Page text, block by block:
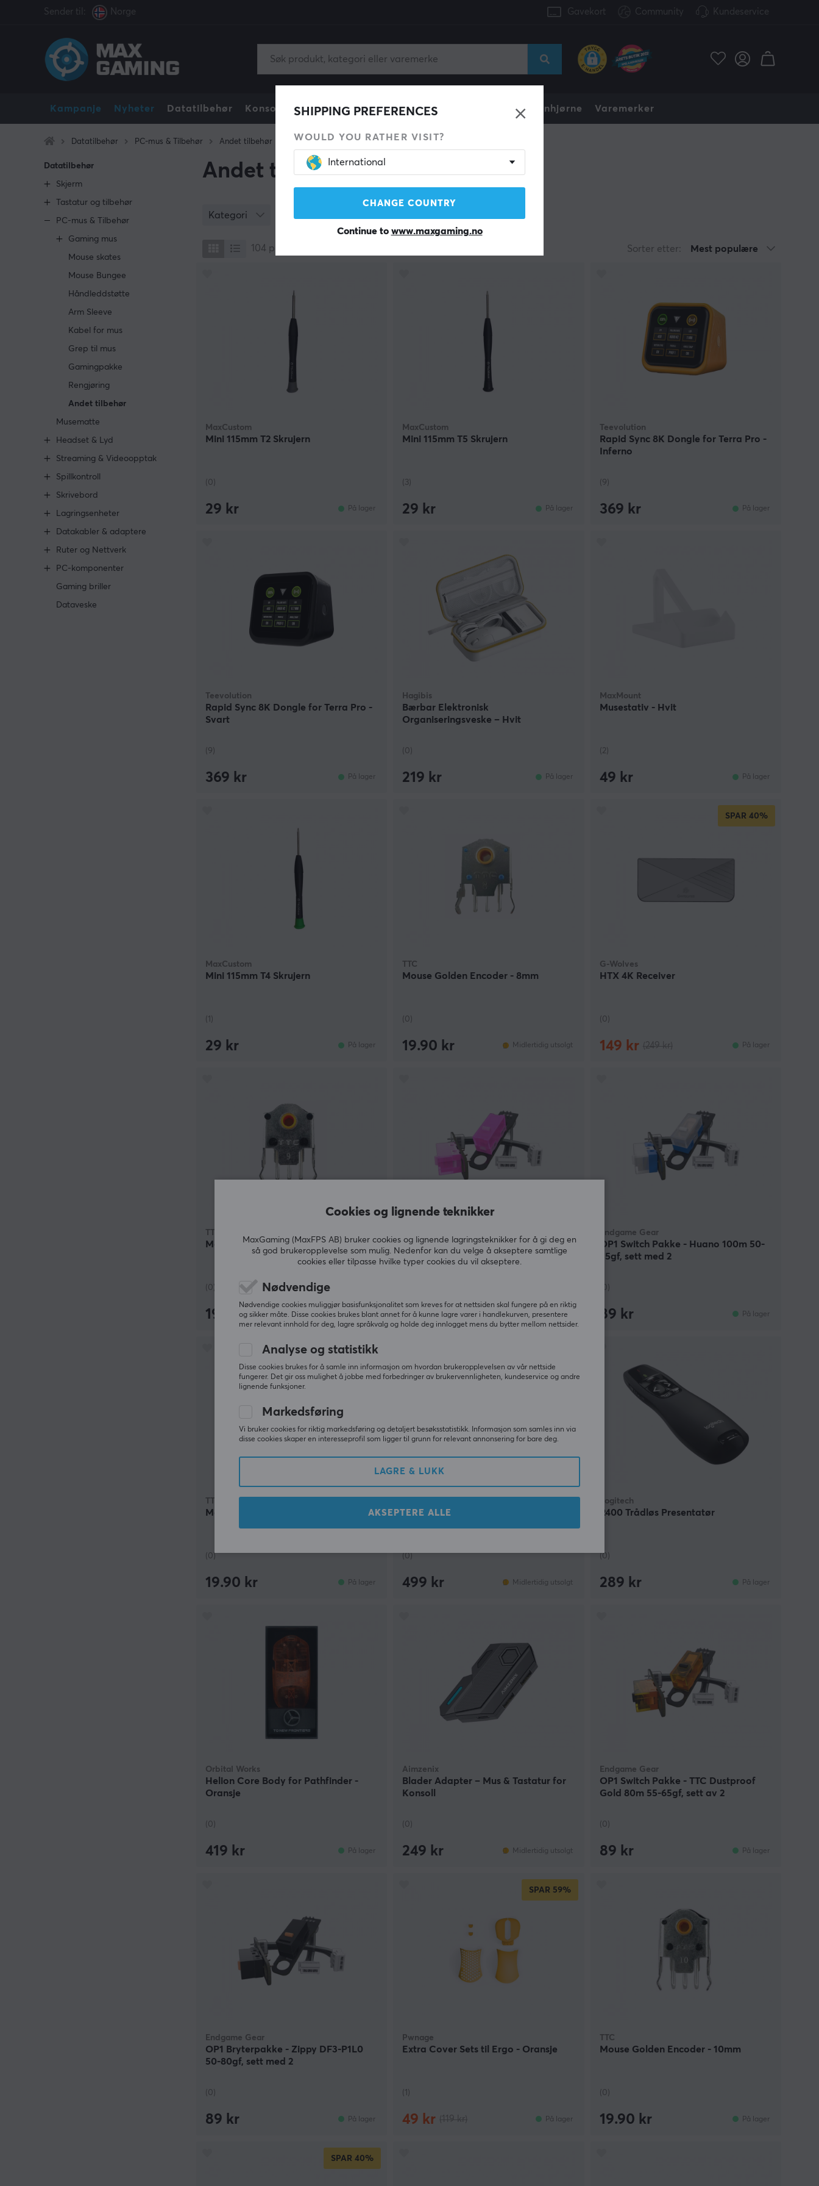
Sender til: Norge Gavekort Community Kundeservice
Kampanje Nyheter Datatilbehør Konsoll Gamingstol Mobiltilbehør Funnhjørne Varemerker
SHIPPING PREFERENCES
WOULD YOU RATHER VISIT?
International
CHANGE COUNTRY
Continue to www.maxgaming.no
Datatilbehør PC-mus & Tilbehør Andet tilbehør
Datatilbehør
Skjerm
Tastatur og tilbehør
PC-mus & Tilbehør
Gaming mus
Mouse skates
Mouse Bungee
Håndleddstøtte
Arm Sleeve
Kabel for mus
Grep til mus
Gamingpakke
Rengjøring
Andet tilbehør
Musematte
Headset & Lyd
Streaming & Videoopptak
Spillkontroll
Skrivebord
Lagringsenheter
Datakabler & adaptere
Ruter og Nettverk
PC-komponenter
Gaming briller
Dataveske
Andet tilbehør
Kategori
104 produkter Sorter etter: Mest populære
MaxCustom
Mini 115mm T2 Skrujern
(0)
29 kr På lager
MaxCustom
Mini 115mm T5 Skrujern
(3)
29 kr På lager
Teevolution
Rapid Sync 8K Dongle for Terra Pro -
Inferno
(9)
369 kr På lager
Teevolution
Rapid Sync 8K Dongle for Terra Pro -
Svart
(9)
369 kr På lager
Hagibis
Bærbar Elektronisk
Organiseringsveske – Hvit
(0)
219 kr På lager
MaxMount
Musestativ - Hvit
(2)
49 kr På lager
MaxCustom
Mini 115mm T4 Skrujern
(1)
29 kr På lager
TTC
Mouse Golden Encoder - 8mm
(0)
19.90 kr Midlertidig utsolgt
SPAR 40%
G-Wolves
HTX 4K Receiver
(0)
149 kr På lager
Mouse Golden Encoder - 9mm
(0)
19.90 kr Midlertidig utsolgt
OP1 Switch Pack - HNCHK 150m 60-
70gf, sett med 2
89 kr På lager
Endgame Gear
OP1 Switch Pakke - Huano 100m 50-
55gf, sett med 2
(0)
89 kr På lager
Mouse Golden Encoder - 11mm
(0)
19.90 kr På lager
AX360 Prelude Adapter – Mus &
(0)
499 kr Midlertidig utsolgt
Logitech
R400 Trådløs Presentatør
(0)
289 kr På lager
Orbital Works
Helion Core Body for Pathfinder -
Oransje
(0)
419 kr På lager
Aimzenix
Blader Adapter – Mus & Tastatur for
Konsoll
(0)
249 kr Midlertidig utsolgt
Endgame Gear
OP1 Switch Pakke - TTC Dustproof
Gold 80m 55-65gf, sett av 2
(0)
89 kr På lager
Endgame Gear
OP1 Bryterpakke - Zippy DF3-P1L0
50-80gf, sett med 2
(0)
89 kr På lager
SPAR 59%
Pwnage
Extra Cover Sets til Ergo - Oransje
(1)
49 kr På lager
TTC
Mouse Golden Encoder - 10mm
(0)
19.90 kr På lager
SPAR 40%
Cookies og lignende teknikker
MaxGaming (MaxFPS AB) bruker cookies og lignende lagringsteknikker for å gi deg en
så god brukeropplevelse som mulig. Nedenfor kan du velge å akseptere samtlige
cookies eller tilpasse hvilke typer cookies du vil akseptere.
Nødvendige
Nødvendige cookies muliggjør basisfunksjonalitet som kreves for at nettsiden skal fungere på en riktig
og sikker måte. Disse cookies brukes blant annet for å kunne lagre varer i handlekurven, presentere
mer relevant innhold for deg, lagre språkvalg og holde deg innlogget mens du bytter mellom nettsider.
Analyse og statistikk
Disse cookies brukes for å samle inn informasjon om hvordan brukeropplevelsen av vår nettside
fungerer. Det gir oss mulighet å jobbe med forbedringer av brukervennligheten, kundeservice og andre
lignende funksjoner.
Markedsføring
Vi bruker cookies for riktig markedsføring og detaljert besøksstatistikk. Informasjon som samles inn via
disse cookies skaper en interesseprofil som ligger til grunn for relevant annonsering for bare deg.
LAGRE & LUKK
AKSEPTERE ALLE